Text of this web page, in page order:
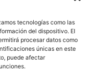
tecnologías como las
del dispositivo. El
procesar datos como
únicas en este
puede afectar
de interés